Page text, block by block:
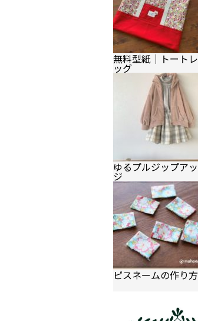
無料型紙｜トート
ッグ
ゆるプルジップア
ジ
ピスネームの作り方